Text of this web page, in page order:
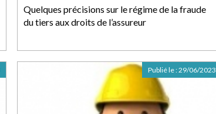
Quelques précisions sur le régime de la fraude
du tiers aux droits de l’assureur
Publié le :29/06/2023